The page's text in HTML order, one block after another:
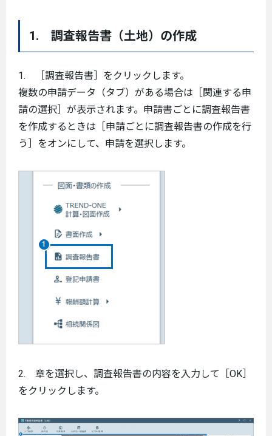
1. 調査報告書（土地）の作成
1. ［調査報告書］をクリックします。
複数の申請データ（タブ）がある場合は［関連する申
請の選択］が表示されます。申請書ごとに調査報告書
を作成するときは［申請ごとに調査報告書の作成を行
う］をオンにして、申請を選択します。
2. 章を選択し、調査報告書の内容を入力して［OK］
をクリックします。